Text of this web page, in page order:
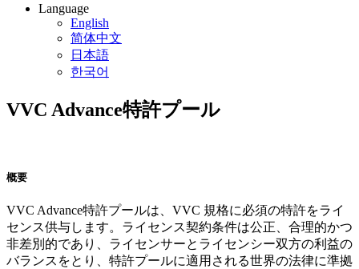
Language
English
简体中文
日本語
한국어
VVC Advance特許プール
概要
VVC Advance特許プールは、VVC 規格に必須の特許をライ
センス供与します。ライセンス契約条件は公正、合理的かつ
非差別的であり、ライセンサーとライセンシー双方の利益の
バランスをとり、特許プールに適用される世界の法律に準拠